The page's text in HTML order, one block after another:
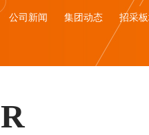
公司新闻 集团动态 招采